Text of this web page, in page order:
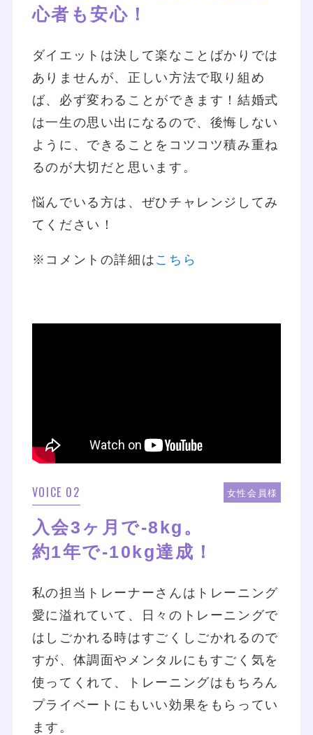
心者も安心！
ダイエットは決して楽なことばかりでは
ありませんが、正しい方法で取り組め
ば、必ず変わることができます！結婚式
は一生の思い出になるので、後悔しない
ように、できることをコツコツ積み重ね
るのが大切だと思います。
悩んでいる方は、ぜひチャレンジしてみ
てください！
※コメントの詳細は こちら
VOICE 02 女性会員様
入会3ヶ月で-8kg。
約1年で-10kg達成！
私の担当トレーナーさんはトレーニング
愛に溢れていて、日々のトレーニングで
はしごかれる時はすごくしごかれるので
すが、体調面やメンタルにもすごく気を
使ってくれて、トレーニングはもちろん
プライベートにもいい効果をもらってい
ます。